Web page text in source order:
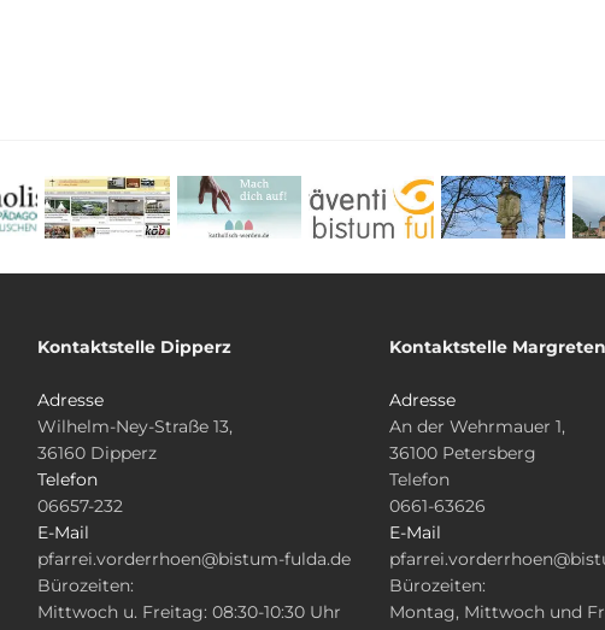
Kontaktstelle Dipperz
Adresse
Wilhelm-Ney-Straße 13,
36160 Dipperz
Telefon
06657-232
E-Mail
pfarrei.vorderrhoen@bistum-fulda.de
Bürozeiten:
Mittwoch u. Freitag: 08:30-10:30 Uhr
Kontaktstelle
Adresse
An der Wehrmauer 1,
36100 Petersberg
Telefon
0661-63626
E-Mail
Bürozeiten:
Montag, Mittwoch und